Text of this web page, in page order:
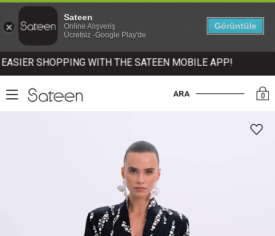
SHOPPING WITH THE SATEEN MOBILE APP!
0
ARA
Sateen
Online Alışveriş
Ücretsiz -Google Play'de
Görüntüle